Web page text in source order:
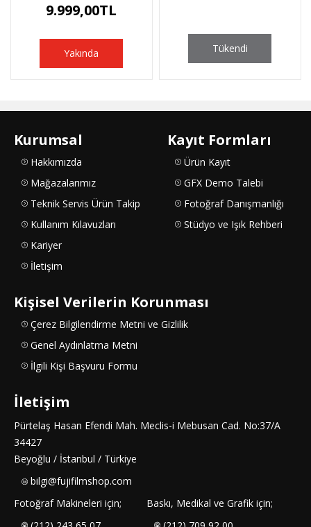
9.999,00TL
Yakında Tükendi
Kurumsal
Hakkımızda
Mağazalarımız
Teknik Servis Ürün Takip
Kullanım Kılavuzları
Kariyer
İletişim
Kayıt Formları
Ürün Kayıt
GFX Demo Talebi
Fotoğraf Danışmanlığı
Stüdyo ve Işık Rehberi
Kişisel Verilerin Korunması
Çerez Bilgilendirme Metni ve Gizlilik
Genel Aydınlatma Metni
İlgili Kişi Başvuru Formu
İletişim
Pürtelaş Hasan Efendi Mah. Meclis-i Mebusan Cad. No:37/A
34427
Beyoğlu / İstanbul / Türkiye
bilgi@fujifilmshop.com
Fotoğraf Makineleri için;
Baskı, Medikal ve Grafik için;